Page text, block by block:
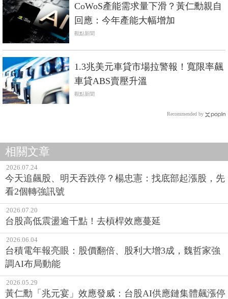
CoWoS產能需求量下滑？黃仁勳親自
回應：今年產能大幅增加
觀點新聞
1.3兆美元車貸市場拉警報！寬限率飆
車貸ABS賣壓升溫
觀點新聞
Recommended by
相關文章
2026.07.24
今天追飆股、明天吞跌停？楊忠憲：找底部起漲股，先
看2個轉強訊號
2026.07.20
台股高低震盪逾千點！去槓桿效應蔓延
2026.06.04
台積電年報亮眼：股價翻倍、股利大增3成，魏哲家強
調AI布局動能
2026.05.29
黃仁勳「兆元宴」效應發威：台股AI供應鏈集體飆漲停